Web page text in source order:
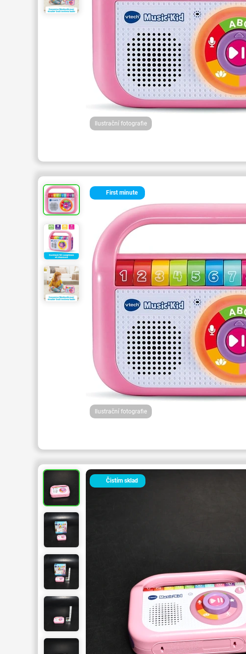
Ilustrační fotografie
First minute
Ilustrační fotografie
Čistím sklad